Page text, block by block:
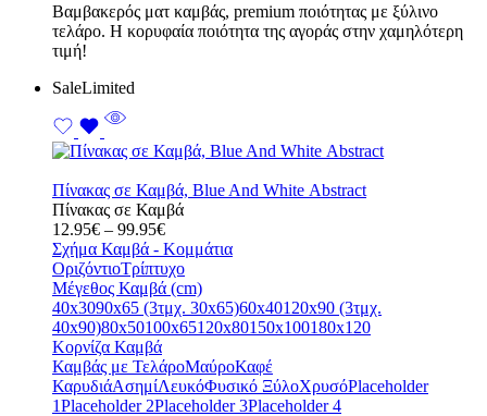
Bαμβακερός ματ καμβάς, premium ποιότητας με ξύλινο
τελάρο. Η κορυφαία ποιότητα της αγοράς στην χαμηλότερη
τιμή!
SaleLimited
Πίνακας σε Καμβά, Blue And White Αbstract
Πίνακας σε Καμβά
12.95€ – 99.95€Price
range:
12.95€
through
99.95€
Σχήμα Καμβά - Κομμάτια
ΟριζόντιοΤρίπτυχο
Μέγεθος Καμβά (cm)
40x3090x65 (3τμχ. 30x65)60x40120x90 (3τμχ.
40x90)80x50100x65120x80150x100180x120
Κορνίζα Καμβά
Καμβάς με ΤελάροΜαύροΚαφέ
ΚαρυδιάΑσημίΛευκόΦυσικό ΞύλοΧρυσόPlaceholder
1Placeholder 2Placeholder 3Placeholder 4